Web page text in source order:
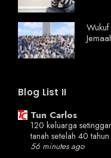
Blog List II
Tun Carlos
120 keluarga
tanah setelah 40 tahun
56 minutes ago